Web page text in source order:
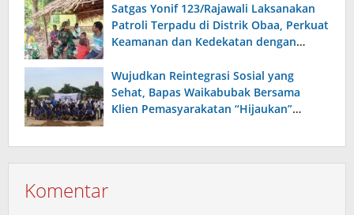
Satgas Yonif 123/Rajawali Laksanakan
Patroli Terpadu di Distrik Obaa, Perkuat
Keamanan dan Kedekatan dengan
Wujudkan Reintegrasi Sosial yang
Sehat, Bapas Waikabubak Bersama
Klien Pemasyarakatan “Hijaukan”
Komentar